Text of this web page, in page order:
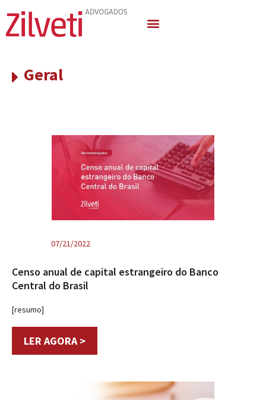
Geral
07/21/2022
Censo anual de capital estrangeiro do Banco
Central do Brasil
[resumo]
LER AGORA >